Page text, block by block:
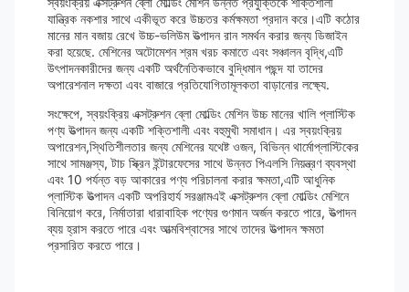
যান্ত্রিক নকশার সাথে একীভূত করে উচ্চতর কর্মক্ষমতা প্রদান করে।এটি কঠোর
মানের মান বজায় রেখে উচ্চ-ভলিউম উত্পাদন রান সমর্থন করার জন্য ডিজাইন
করা হয়েছে. মেশিনের অটোমেশন শ্রম খরচ কমাতে এবং সঞ্চালন বৃদ্ধি,এটি
উৎপাদনকারীদের জন্য একটি অর্থনৈতিকভাবে বুদ্ধিমান পছন্দ যা তাদের
অপারেশনাল দক্ষতা এবং বাজারে প্রতিযোগিতামূলকতা বাড়ানোর লক্ষ্যে.
সংক্ষেপে, স্বয়ংক্রিয় এক্সট্রুশন ব্লো মোল্ডিং মেশিন উচ্চ মানের খালি প্লাস্টিক
পণ্য উত্পাদন জন্য একটি শক্তিশালী এবং বহুমুখী সমাধান। এর স্বয়ংক্রিয়
অপারেশন,স্থিতিশীলতার জন্য মেশিনের যথেষ্ট ওজন, বিভিন্ন থার্মোপ্লাস্টিকের
সাথে সামঞ্জস্য, টাচ স্ক্রিন ইন্টারফেসের সাথে উন্নত পিএলসি নিয়ন্ত্রণ ব্যবস্থা
এবং 10 পর্যন্ত বড় আকারের পণ্য পরিচালনা করার ক্ষমতা,এটি আধুনিক
প্লাস্টিক উত্পাদন একটি অপরিহার্য সরঞ্জামএই এক্সট্রুশন ব্লো মোল্ডিং মেশিনে
বিনিয়োগ করে, নির্মাতারা ধারাবাহিক পণ্যের গুণমান অর্জন করতে পারে, উত্পাদন
ব্যয় হ্রাস করতে পারে এবং আত্মবিশ্বাসের সাথে তাদের উত্পাদন ক্ষমতা
প্রসারিত করতে পারে।